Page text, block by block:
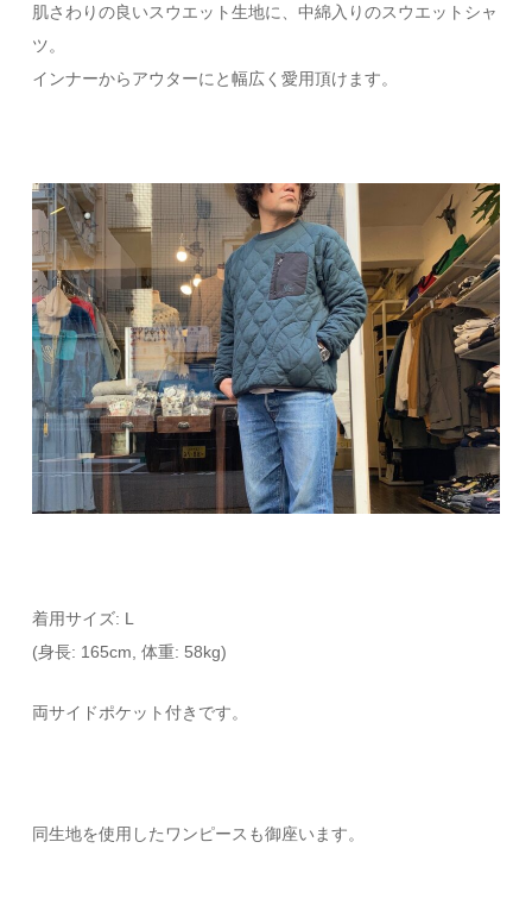
肌さわりの良いスウエット生地に、中綿入りのスウエットシャ
ツ。
インナーからアウターにと幅広く愛用頂けます。
着用サイズ: L
(身長: 165cm, 体重: 58kg)
両サイドポケット付きです。
同生地を使用したワンピースも御座います。